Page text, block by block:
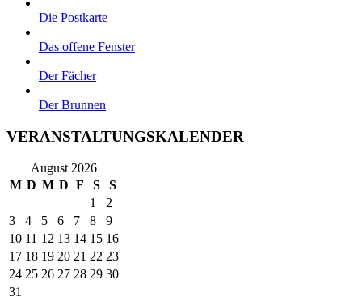
Die Postkarte
Das offene Fenster
Der Fächer
Der Brunnen
VERANSTALTUNGSKALENDER
August 2026
M D M D F S S
1
2
3
4 5 6 7 8
9
10 11 12 13 14 15 16
17 18 19 20 21 22 23
24 25 26 27 28 29 30
31